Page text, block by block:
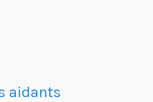
aidants